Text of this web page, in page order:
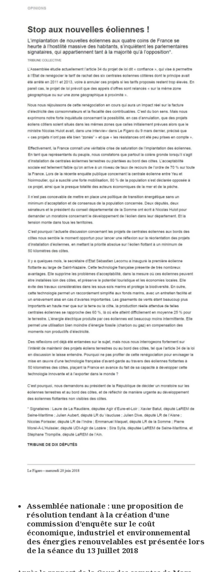
Assemblée nationale : une proposition de
résolution tendant à la création d’une
commission d’enquête sur le coût
économique, industriel et environnemental
des énergies renouvelables est présentée lors
de la séance du 13 Juillet 2018